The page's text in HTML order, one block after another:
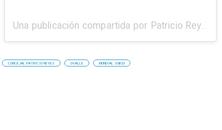
Una publicación compartida por Patricio Reyes Araya (@patricioreyesovalle)
CONCEJAL PATRICIO REYES OVALLE MUNDIAL SUB20